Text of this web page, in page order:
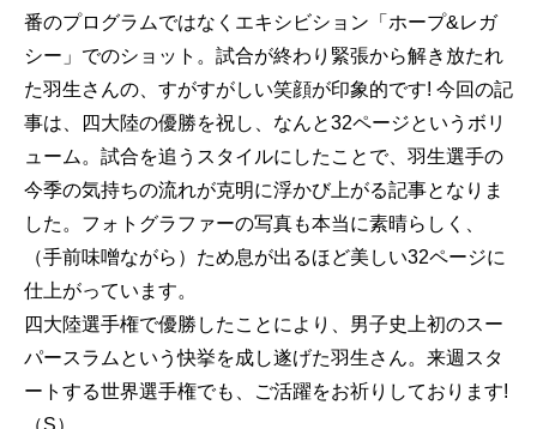
番のプログラムではなくエキシビション「ホープ&レガ
シー」でのショット。試合が終わり緊張から解き放たれ
た羽生さんの、すがすがしい笑顔が印象的です! 今回の記
事は、四大陸の優勝を祝し、なんと32ページというボリ
ューム。試合を追うスタイルにしたことで、羽生選手の
今季の気持ちの流れが克明に浮かび上がる記事となりま
した。フォトグラファーの写真も本当に素晴らしく、
（手前味噌ながら）ため息が出るほど美しい32ページに
仕上がっています。
四大陸選手権で優勝したことにより、男子史上初のスー
パースラムという快挙を成し遂げた羽生さん。来週スタ
ートする世界選手権でも、ご活躍をお祈りしております!
（S）